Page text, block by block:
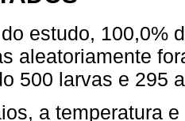
estudo, 100,0%
aleatoriamente
500 larvas e 295
a temperatura